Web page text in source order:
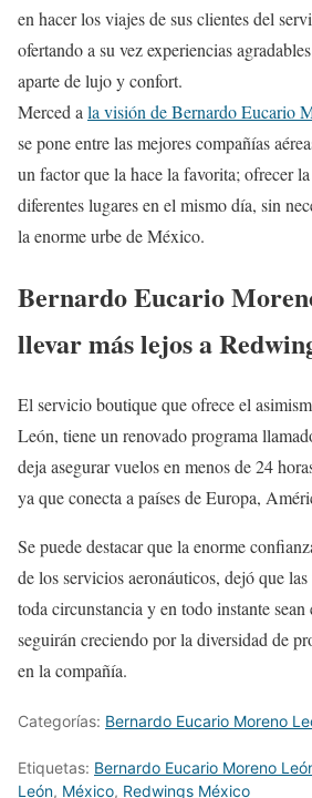
en hacer los viajes de sus clientes del
ofertando a su vez experiencias
aparte de lujo y confort.
Merced a la visión de Bernardo Eucario
se pone entre las mejores compañías
un factor que la hace la favorita; ofrecer
diferentes lugares en el mismo día, sin
la enorme urbe de México.
Bernardo Eucario
llevar más lejos a
El servicio boutique que ofrece el
León, tiene un renovado programa
deja asegurar vuelos en menos de 24
ya que conecta a países de Europa,
Se puede destacar que la enorme
de los servicios aeronáuticos, dejó que
toda circunstancia y en todo instante
seguirán creciendo por la diversidad de
en la compañía.
Categorías: Bernardo Eucario Moreno
Etiquetas: Bernardo Eucario Moreno
León, México, Redwings México